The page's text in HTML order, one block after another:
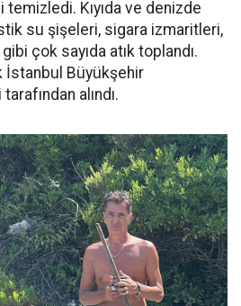
temizledi. Kıyıda ve denizde
su şişeleri, sigara izmaritleri,
çok sayıda atık toplandı.
İstanbul Büyükşehir
alındı.